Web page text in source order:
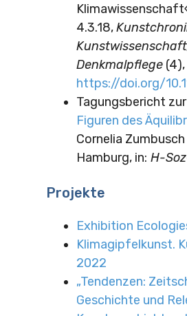
4.3.18,
Denkmalpflege(4),
https://doi.org/
Tagungsbericht
Figuren des
Cornelia
Hamburg, in: H-
Projekte
Exhibition
Klimagipfelkunst.
2022
„Tendenzen:
Geschichte und